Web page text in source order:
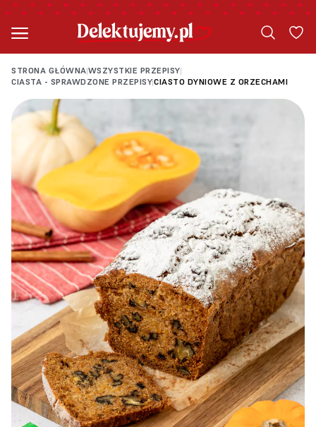
STRONA GŁÓWNA|WSZYSTKIE PRZEPISY|
CIASTA - SPRAWDZONE PRZEPISY|CIASTO DYNIOWE Z ORZECHAMI